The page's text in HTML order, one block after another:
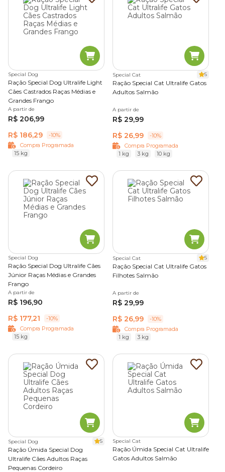
Special Dog
Ração Special Dog Ultralife Light
Cães Castrados Raças Médias e
Grandes Frango
A partir de
R$ 206,99
R$ 186,29
-10%
Compra Programada
15 kg
Special Cat 5
Ração Special Cat Ultralife Gatos
Adultos Salmão
A partir de
R$ 29,99
R$ 26,99
-10%
Compra Programada
1 kg
3 kg 10 kg
Special Dog
Ração Special Dog Ultralife Cães
Júnior Raças Médias e Grandes
Frango
A partir de
R$ 196,90
R$ 177,21
-10%
Compra Programada
15 kg
Special Cat 5
Ração Special Cat Ultralife Gatos
Filhotes Salmão
A partir de
R$ 29,99
R$ 26,99
-10%
Compra Programada
1 kg
3 kg
Special Dog 5
Ração Úmida Special Dog
Ultralife Cães Adultos Raças
Pequenas Cordeiro
Special Cat
Ração Úmida Special Cat Ultralife
Gatos Adultos Salmão